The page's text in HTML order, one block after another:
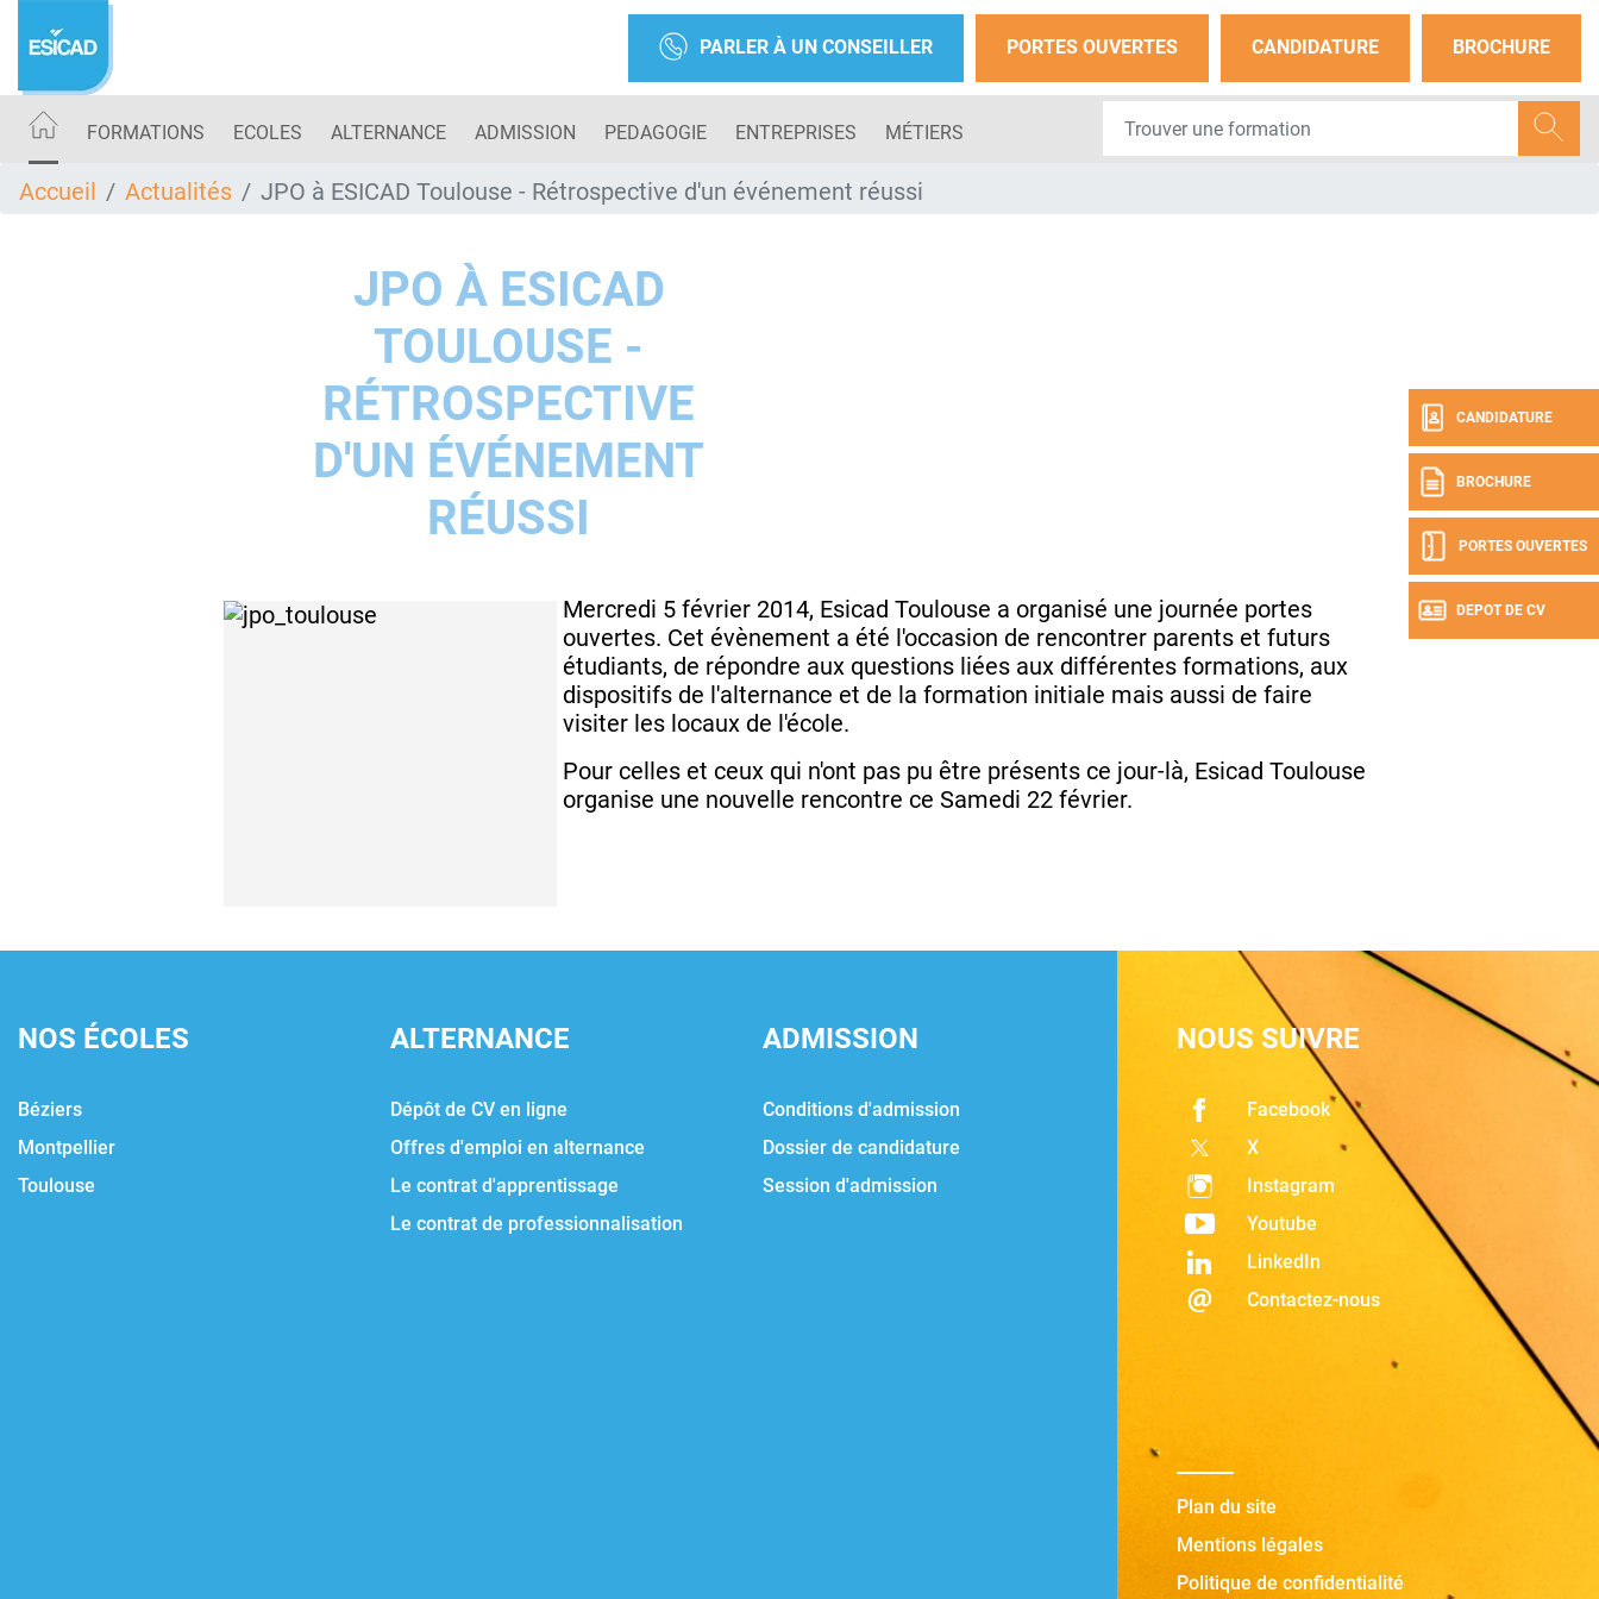
contenu
PARLER À UN CONSEILLER PORTES OUVERTES CANDIDATURE BROCHURE
FORMATIONS ECOLES ALTERNANCE ADMISSION PEDAGOGIE ENTREPRISES MÉTIERS
CANDIDATURE
BROCHURE
PORTES OUVERTES
DEPOT DE CV
Accueil Actualités JPO à ESICAD Toulouse - Rétrospective d'un événement réussi
JPO À ESICAD
TOULOUSE -
RÉTROSPECTIVE
D'UN ÉVÉNEMENT
RÉUSSI
Mercredi 5 février 2014, Esicad Toulouse a organisé une journée portes
ouvertes. Cet évènement a été l'occasion de rencontrer parents et futurs
étudiants, de répondre aux questions liées aux différentes formations, aux
dispositifs de l'alternance et de la formation initiale mais aussi de faire
visiter les locaux de l'école.
Pour celles et ceux qui n'ont pas pu être présents ce jour-là, Esicad Toulouse
organise une nouvelle rencontre ce Samedi 22 février.
NOS ÉCOLES
Béziers
Montpellier
Toulouse
ALTERNANCE
Dépôt de CV en ligne
Offres d'emploi en alternance
Le contrat d'apprentissage
Le contrat de professionnalisation
ADMISSION
Conditions d'admission
Dossier de candidature
Session d'admission
NOUS SUIVRE
Facebook
X
Instagram
Youtube
LinkedIn
Contactez-nous
Plan du site
Mentions légales
Politique de confidentialité